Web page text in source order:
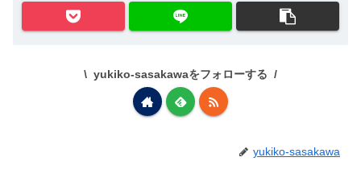
yukiko-sasakawaをフォローする
yukiko-sasakawa